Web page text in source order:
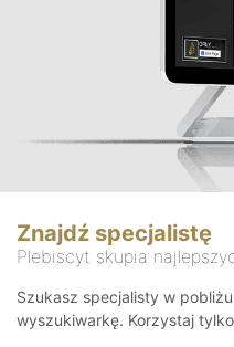
Znajdź specjalistę
Plebiscyt skupia
Szukasz specjalisty w
wyszukiwarkę. Korzystaj